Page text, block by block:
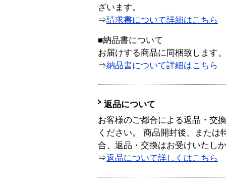
ざいます。
⇒請求書について詳細はこちら
■納品書について
お届けする商品に同梱致します。
⇒納品書について詳細はこちら
返品について
お客様のご都合による返品・交
ください。 商品開封後、または
合、返品・交換はお受けいたし
⇒返品について詳しくはこちら